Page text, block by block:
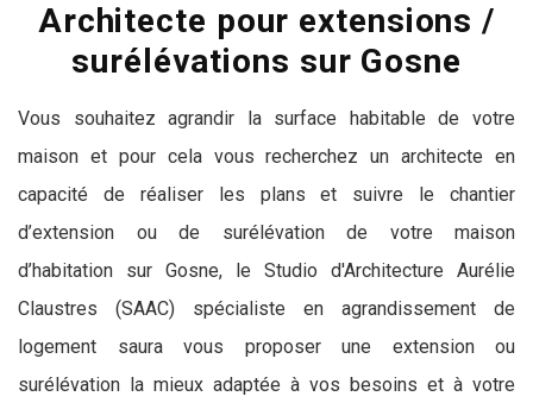
Architecte pour extensions /
surélévations sur Gosne
Vous souhaitez agrandir la surface habitable de votre
maison et pour cela vous recherchez un architecte en
capacité de réaliser les plans et suivre le chantier
d’extension ou de surélévation de votre maison
d’habitation sur Gosne, le Studio d'Architecture Aurélie
Claustres (SAAC) spécialiste en agrandissement de
logement saura vous proposer une extension ou
surélévation la mieux adaptée à vos besoins et à votre